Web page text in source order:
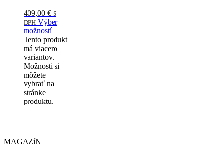
409,00 € S
DPH Výber
možností
Tento produkt
má viacero
variantov.
Možnosti si
môžete
vybrať na
stránke
produktu.
MAGAZíN